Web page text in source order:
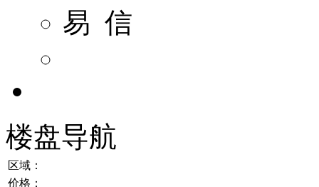
易 信
楼盘导航
区域：
价格：